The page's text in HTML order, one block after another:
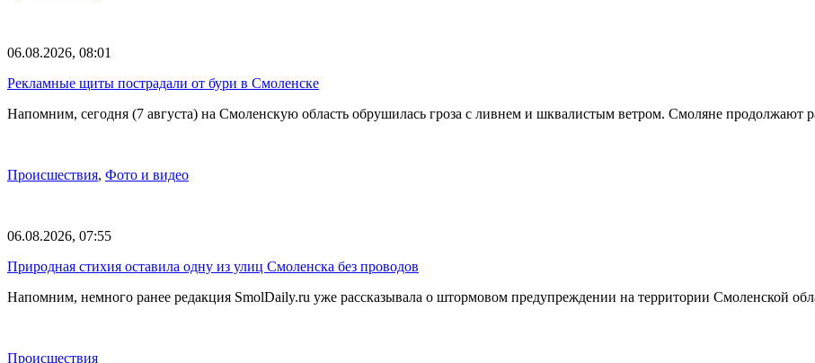
06.08.2026, 08:01
Рекламные щиты пострадали от бури в Смоленске
Напомним, сегодня (7 августа) на Смоленскую область обрушилась гроза с ливнем и шквалистым ветром. Смоляне продолжают
Происшествия, Фото и видео
06.08.2026, 07:55
Природная стихия оставила одну из улиц Смоленска без проводов
Напомним, немного ранее редакция SmolDaily.ru уже рассказывала о штормовом предупреждении на территории Смоленской
Происшествия